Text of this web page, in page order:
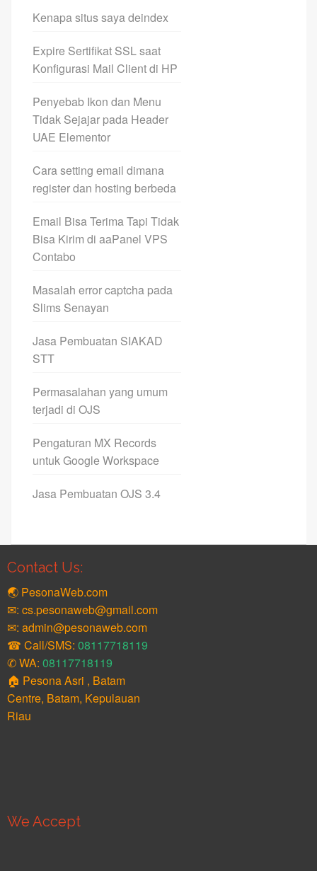
Kenapa situs saya deindex
Expire Sertifikat SSL saat
Konfigurasi Mail Client di HP
Penyebab Ikon dan Menu
Tidak Sejajar pada Header
UAE Elementor
Cara setting email dimana
register dan hosting berbeda
Email Bisa Terima Tapi Tidak
Bisa Kirim di aaPanel VPS
Contabo
Masalah error captcha pada
Slims Senayan
Jasa Pembuatan SIAKAD
STT
Permasalahan yang umum
terjadi di OJS
Pengaturan MX Records
untuk Google Workspace
Jasa Pembuatan OJS 3.4
Contact Us:
🌏 PesonaWeb.com
✉: cs.pesonaweb@gmail.com
✉: admin@pesonaweb.com
☎ Call/SMS: 08117718119
✆ WA: 08117718119
🏠 Pesona Asri , Batam
Centre, Batam, Kepulauan
Riau
We Accept